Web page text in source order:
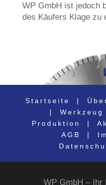
WP GmbH ist jedoch
des Käufers Klage zu
Startseite |
|Werkzeug
Produktion
|
AGB
|
WP GmbH – Ihr